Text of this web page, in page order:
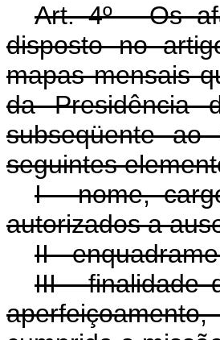
Art. 4º - Os
disposto no
mapas mensais
da Presidência
subseqüente
seguintes
I - nome,
autorizados a
II -
III - finalidade